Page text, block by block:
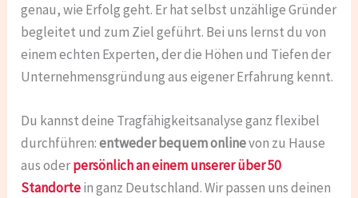
genau, wie Erfolg geht. Er hat selbst unzählige Gründer
begleitet und zum Ziel geführt. Bei uns lernst du von
einem echten Experten, der die Höhen und Tiefen der
Unternehmensgründung aus eigener Erfahrung kennt.
Du kannst deine Tragfähigkeitsanalyse ganz flexibel
durchführen:entweder bequem onlinevon zu Hause
aus oderpersönlich an einem unserer über 50
Standortein ganz Deutschland. Wir passen uns deinen